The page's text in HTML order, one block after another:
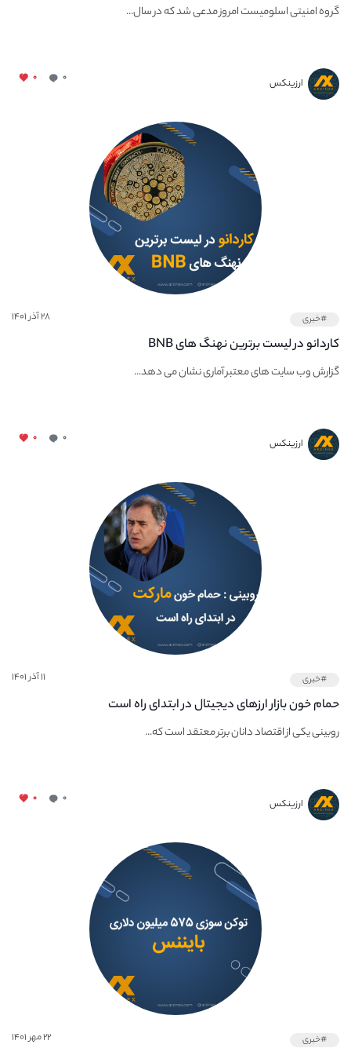
گروه امنیتی اسلومیست امروز مدعی شد که در سال...
ارزینکس ۰ ۰
#خبری ۲۸ آذر ۱۴۰۱
کاردانو در لیست برترین نهنگ‌ های BNB
گزارش وب سایت های معتبر آماری نشان می دهد...
ارزینکس ۰ ۰
#خبری ۱۱ آذر ۱۴۰۱
حمام خون بازار ارزهای دیجیتال در ابتدای راه است
روبینی یکی از اقتصاد دانان برتر معتقد است که...
ارزینکس ۰ ۰
#خبری ۲۲ مهر ۱۴۰۱